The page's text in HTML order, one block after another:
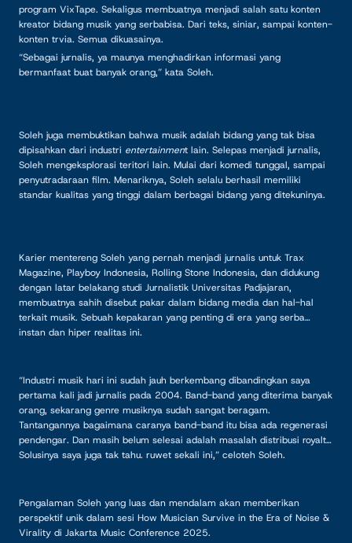
program VixTape. Sekaligus membuatnya menjadi salah satu konten
kreator bidang musik yang serbabisa. Dari teks, siniar, sampai konten-
konten trvia. Semua dikuasainya.
“Sebagai jurnalis, ya maunya menghadirkan informasi yang
bermanfaat buat banyak orang,” kata Soleh.
Soleh juga membuktikan bahwa musik adalah bidang yang tak bisa
dipisahkan dari industri entertainment lain. Selepas menjadi jurnalis,
Soleh mengeksplorasi teritori lain. Mulai dari komedi tunggal, sampai
penyutradaraan film. Menariknya, Soleh selalu berhasil memiliki
standar kualitas yang tinggi dalam berbagai bidang yang ditekuninya.
Karier mentereng Soleh yang pernah menjadi jurnalis untuk Trax
Magazine, Playboy Indonesia, Rolling Stone Indonesia, dan didukung
dengan latar belakang studi Jurnalistik Universitas Padjajaran,
membuatnya sahih disebut pakar dalam bidang media dan hal-hal
terkait musik. Sebuah kepakaran yang penting di era yang serba
instan dan hiper realitas ini.
“Industri musik hari ini sudah jauh berkembang dibandingkan saya
pertama kali jadi jurnalis pada 2004. Band-band yang diterima banyak
orang, sekarang genre musiknya sudah sangat beragam.
Tantangannya bagaimana caranya band-band itu bisa ada regenerasi
pendengar. Dan masih belum selesai adalah masalah distribusi royalti.
Solusinya saya juga tak tahu. ruwet sekali ini,” celoteh Soleh.
Pengalaman Soleh yang luas dan mendalam akan memberikan
perspektif unik dalam sesi How Musician Survive in the Era of Noise &
Virality di Jakarta Music Conference 2025.